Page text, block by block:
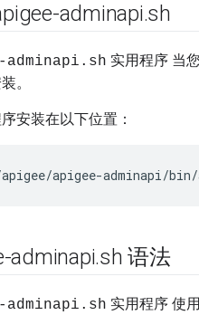
adminapi.sh
adminapi.sh 实用程序 当
。
安装在以下位置：
apigee-adminapi/bin/
adminapi.sh 语法
adminapi.sh 实用程序 使